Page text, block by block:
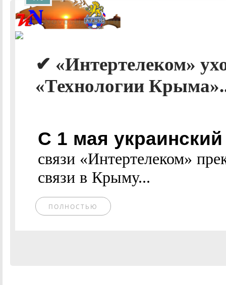
✔ «Интертелеком»
«Технологии
С 1 мая
связи «Интертелеком»
связи в Крыму...
ПОЛНОСТЬЮ